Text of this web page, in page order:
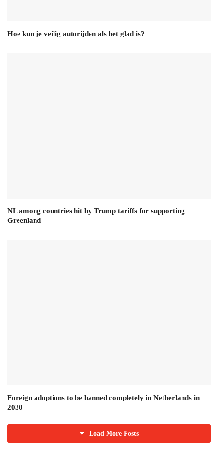
Hoe kun je veilig autorijden als het glad is?
NL among countries hit by Trump tariffs for supporting
Greenland
Foreign adoptions to be banned completely in Netherlands in
2030
Load More Posts